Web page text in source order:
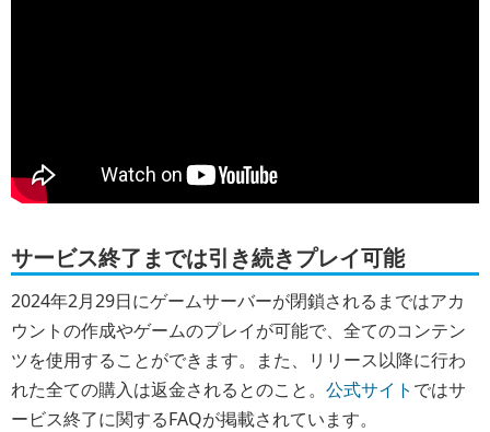
サービス終了までは引き続きプレイ可能
2024年2月29日にゲームサーバーが閉鎖されるまではアカ
ウントの作成やゲームのプレイが可能で、全てのコンテン
ツを使用することができます。また、リリース以降に行わ
れた全ての購入は返金されるとのこと。 公式サイト ではサ
ービス終了に関するFAQが掲載されています。